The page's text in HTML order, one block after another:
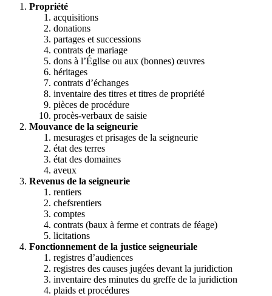
Propriété
acquisitions
donations
partages et successions
contrats de mariage
dons à l’Église ou aux (bonnes) œuvres
héritages
contrats d’échanges
inventaire des titres et titres de propriété
pièces de procédure
procès-verbaux de saisie
Mouvance de la seigneurie
mesurages et prisages de la seigneurie
état des terres
état des domaines
aveux
Revenus de la seigneurie
rentiers
chefsrentiers
comptes
contrats (baux à ferme et contrats de féage)
licitations
Fonctionnement de la justice seigneuriale
registres d’audiences
registres des causes jugées devant la juridiction
inventaire des minutes du greffe de la juridiction
plaids et procédures